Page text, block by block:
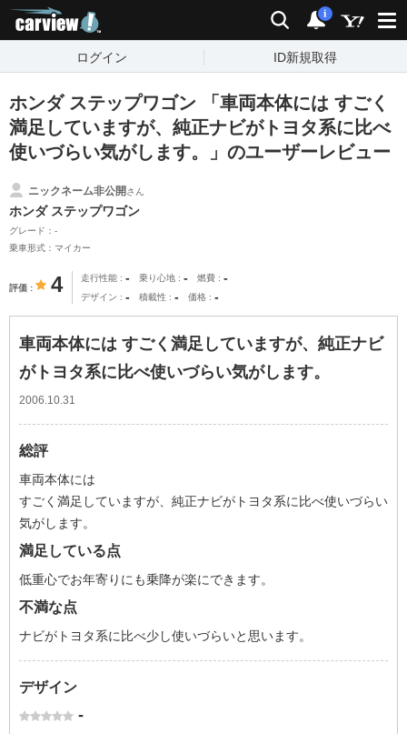
検索 通知
i
ログイン ID新規取得
ホンダ ステップワゴン 「車両本体には すごく
満足していますが、純正ナビがトヨタ系に比べ
使いづらい気がします。」のユーザーレビュー
ニックネーム非公開さん
ホンダ ステップワゴン
グレード：-
乗車形式：マイカー
評価 4 走行性能 - 乗り心地 - 燃費 -
デザイン - 積載性 - 価格 -
車両本体には すごく満足していますが、純正ナビ
がトヨタ系に比べ使いづらい気がします。
2006.10.31
総評
車両本体には
すごく満足していますが、純正ナビがトヨタ系に比べ使いづらい
気がします。
満足している点
低重心でお年寄りにも乗降が楽にできます。
不満な点
ナビがトヨタ系に比べ少し使いづらいと思います。
デザイン
-